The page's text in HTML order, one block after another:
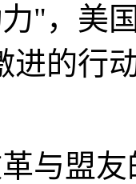
"，美
进的行
与盟